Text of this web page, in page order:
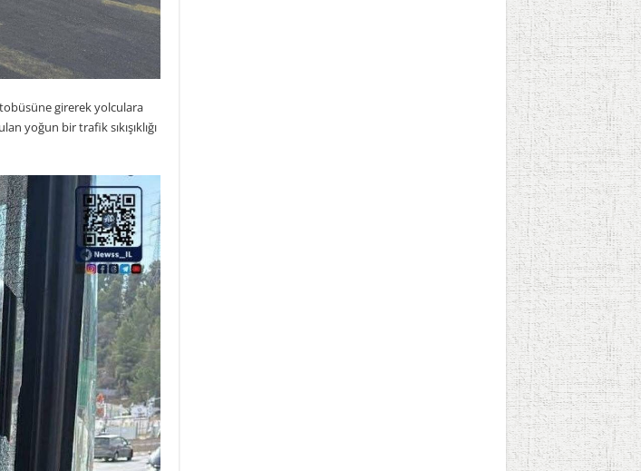
girerek yolculara
yoğun bir trafik sıkışıklığı